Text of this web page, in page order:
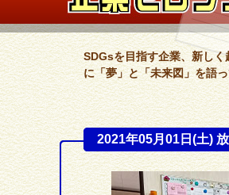
SDGsを目指す企業、新し
に「夢」と「未来図」を語
2021年05月01日(土)